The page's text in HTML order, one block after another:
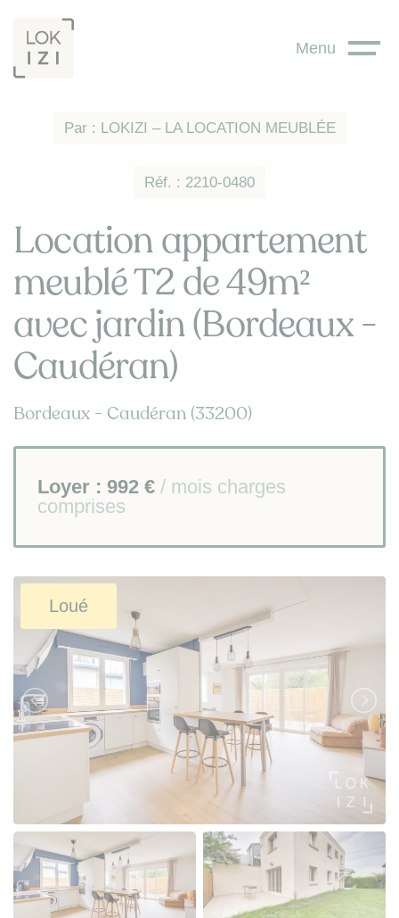
Menu
Réf. : 2210-0480
Par : LOKIZI – LA LOCATION MEUBLÉE
Location appartement
meublé T2 de 49m²
avec jardin (Bordeaux -
Caudéran)
Bordeaux - Caudéran (33200)
Loyer : 992 € / mois charges
comprises
Loué